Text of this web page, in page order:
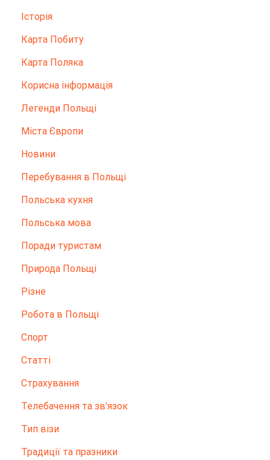
Історія
Карта Побиту
Карта Поляка
Корисна інформація
Легенди Польщі
Міста Європи
Новини
Перебування в Польщі
Польська кухня
Польська мова
Поради туристам
Природа Польщі
Різне
Робота в Польщі
Спорт
Статті
Страхування
Телебачення та зв'язок
Тип візи
Традиції та празники